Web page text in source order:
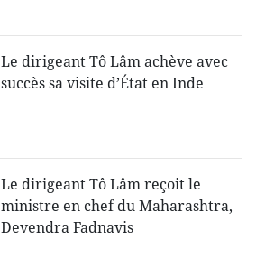
Le dirigeant Tô Lâm achève avec
succès sa visite d’État en Inde
Le dirigeant Tô Lâm reçoit le
ministre en chef du Maharashtra,
Devendra Fadnavis